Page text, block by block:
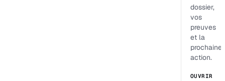
dossier,
vos
preuves
et la
prochaine
action.
OUVRIR